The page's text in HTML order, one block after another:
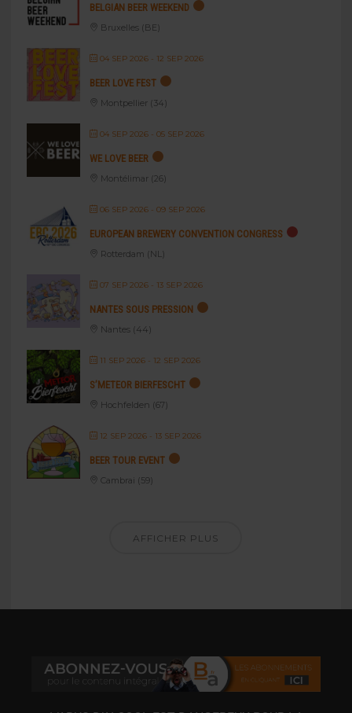
BELGIAN BEER WEEKEND
Bruxelles (BE)
04 SEP 2026- 12 SEP 2026
BEER LOVE FEST
Montpellier (34)
04 SEP 2026- 05 SEP 2026
WE LOVE BEER
Montélimar (26)
06 SEP 2026- 09 SEP 2026
EUROPEAN BREWERY CONVENTION CONGRESS
Rotterdam (NL)
07 SEP 2026- 13 SEP 2026
NANTES SOUS PRESSION
Nantes (44)
11 SEP 2026- 12 SEP 2026
S’METEOR BIERFESCHT
Hochfelden (67)
12 SEP 2026- 13 SEP 2026
BEER TOUR EVENT
Cambrai (59)
AFFICHER PLUS